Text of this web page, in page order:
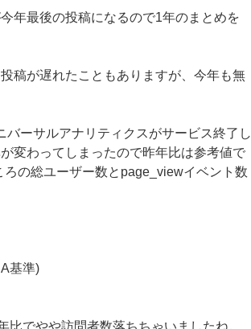
年最後の投稿になるので1年のまとめを
稿が遅れたこともありますが、今年も無
ーサルアナリティクスがサービス終了し
変わってしまったので昨年比は参考値で
の総ユーザー数とpage_viewイベント数
基準)
でやや訪問者数落ちちゃいましたね。